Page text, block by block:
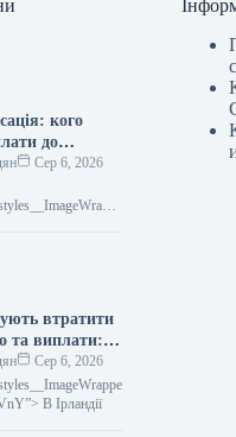
кого
до
Сер 6, 2026
отримає доплату
плати у
втратити
та виплати:
Сер 6, 2026
В Ірландії